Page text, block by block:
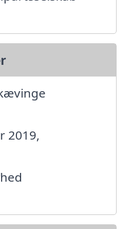
2019,